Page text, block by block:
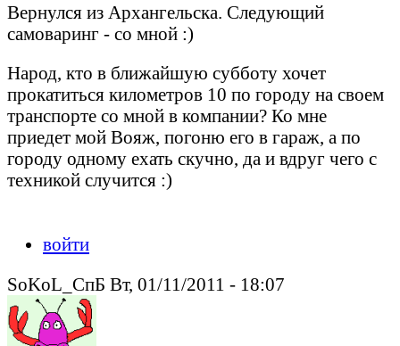
Вернулся из Архангельска. Следующий
самоваринг - со мной :)
Народ, кто в ближайшую субботу хочет
прокатиться километров 10 по городу на своем
транспорте со мной в компании? Ко мне
приедет мой Вояж, погоню его в гараж, а по
городу одному ехать скучно, да и вдруг чего с
техникой случится :)
войти
SoKoL_СпБ Вт, 01/11/2011 - 18:07